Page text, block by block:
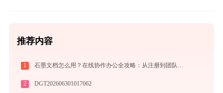
推荐内容
1 石墨文档怎么用？在线协作办公全攻略：从注册到团队高效协同
2 DGT202606301017062